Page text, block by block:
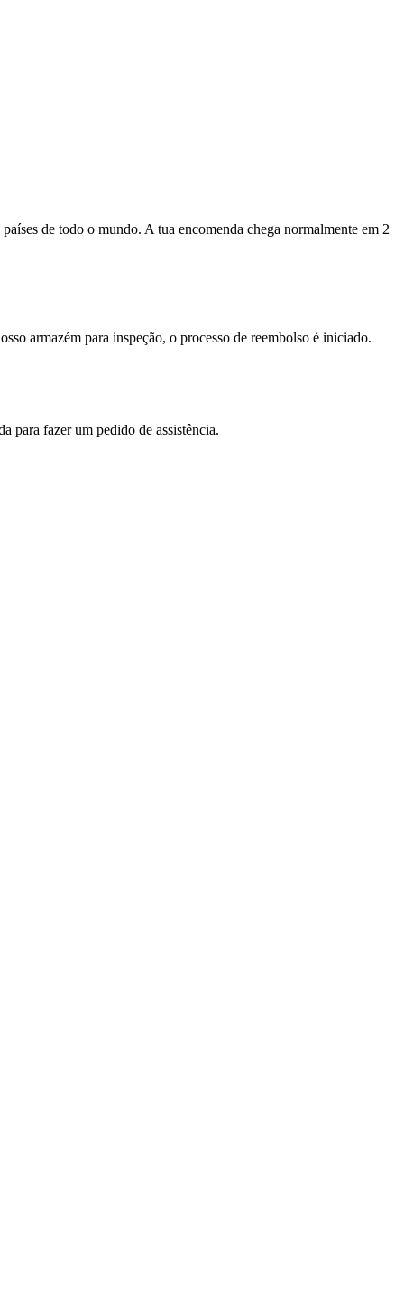
de todo o mundo. A tua encomenda chega normalmente em 2
armazém para inspeção, o processo de reembolso é iniciado.
para fazer um pedido de assistência.